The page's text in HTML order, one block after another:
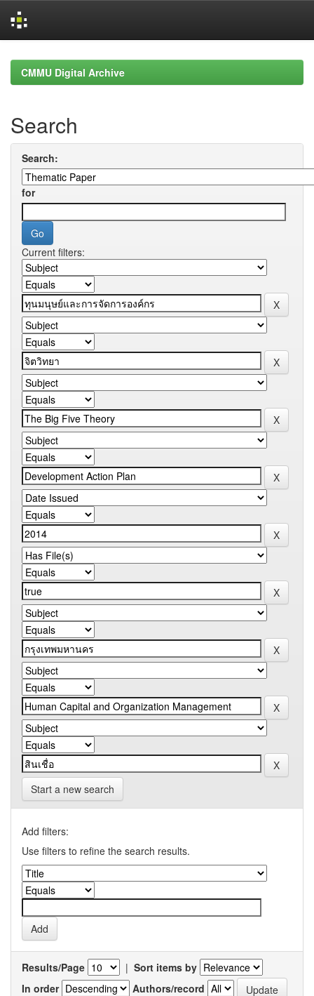
navigationCMMU Digital Archive
Search
Search:
for
Current filters:
Start a new search
Add filters:
Use filters to refine the search results.
Results/Page | Sort items by
In order
Authors/record